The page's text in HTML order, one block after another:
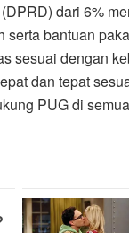
dari 6%
bantuan
sesuai dengan
dan tepat
PUG di